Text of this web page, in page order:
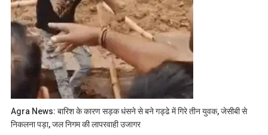
Agra News: बारिश के कारण सड़क धंसने से बने गड्ढे में गिरे तीन युवक, जेसीबी से
निकलना पड़ा, जल निगम की लापरवाही उजागर